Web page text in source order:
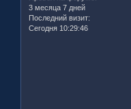
3 месяца 7 дней
Последний визит:
Сегодня 10:29:46